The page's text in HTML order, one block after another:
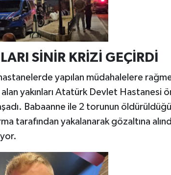
SİNİR KRİZİ GEÇİRDİ
yapılan müdahalelere
alan yakınları Atatürk Devlet Hastanesi
Babaanne ile 2 torunun öldürüldüğü
tarafından yakalanarak gözaltına